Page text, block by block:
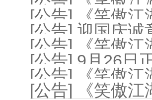
[公告] 《笑傲江
[公告] 迎国庆诚
[公告] 《笑傲江
[公告] 9月26日
[公告] 《笑傲江
[公告] 《笑傲江